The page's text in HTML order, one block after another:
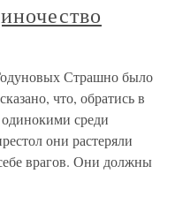
Страшно было
что, обратись в
среди
они растеряли
врагов. Они должны